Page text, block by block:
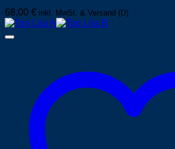
68,00 € inkl. MwSt. & Versand (D)